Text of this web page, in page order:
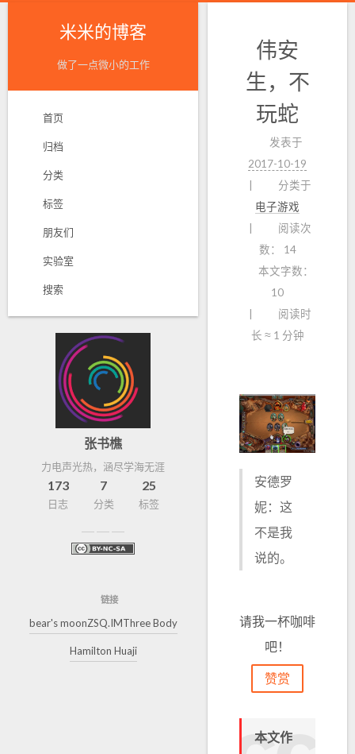
米米的博客
做了一点微小的工作
首页
归档
分类
标签
朋友们
实验室
搜索
张书樵
力电声光热，涵尽学海无涯
173
日志
7
分类
25
标签
链接
bear's moonZSQ.IMThree Body
Hamilton Huaji
伟安
生，不
玩蛇
发表于
2017-10-19
分类于
电子游戏
阅读次
数：
14
本文字数：
10
阅读时
长 ≈ 1 分钟
安德罗
妮：这
不是我
说的。
请我一杯咖啡
吧！
赞赏
本文作